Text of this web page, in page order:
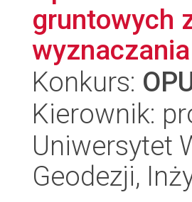
gruntowych
Konkurs:
Kierownik:
Uniwersytet
Geodezji,